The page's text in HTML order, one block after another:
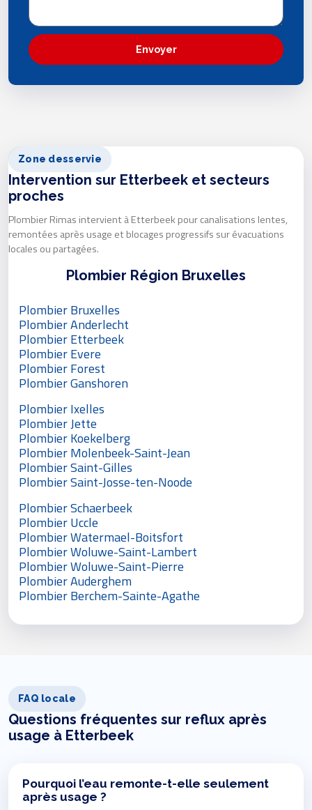
Envoyer
Zone desservie
Intervention sur Etterbeek et secteurs
proches
Plombier Rimas intervient à Etterbeek pour canalisations lentes,
remontées après usage et blocages progressifs sur évacuations
locales ou partagées.
Plombier Région Bruxelles
Plombier Bruxelles
Plombier Anderlecht
Plombier Etterbeek
Plombier Evere
Plombier Forest
Plombier Ganshoren
Plombier Ixelles
Plombier Jette
Plombier Koekelberg
Plombier Molenbeek-Saint-Jean
Plombier Saint-Gilles
Plombier Saint-Josse-ten-Noode
Plombier Schaerbeek
Plombier Uccle
Plombier Watermael-Boitsfort
Plombier Woluwe-Saint-Lambert
Plombier Woluwe-Saint-Pierre
Plombier Auderghem
Plombier Berchem-Sainte-Agathe
FAQ locale
Questions fréquentes sur reflux après
usage à Etterbeek
Pourquoi l’eau remonte-t-elle seulement
après usage ?